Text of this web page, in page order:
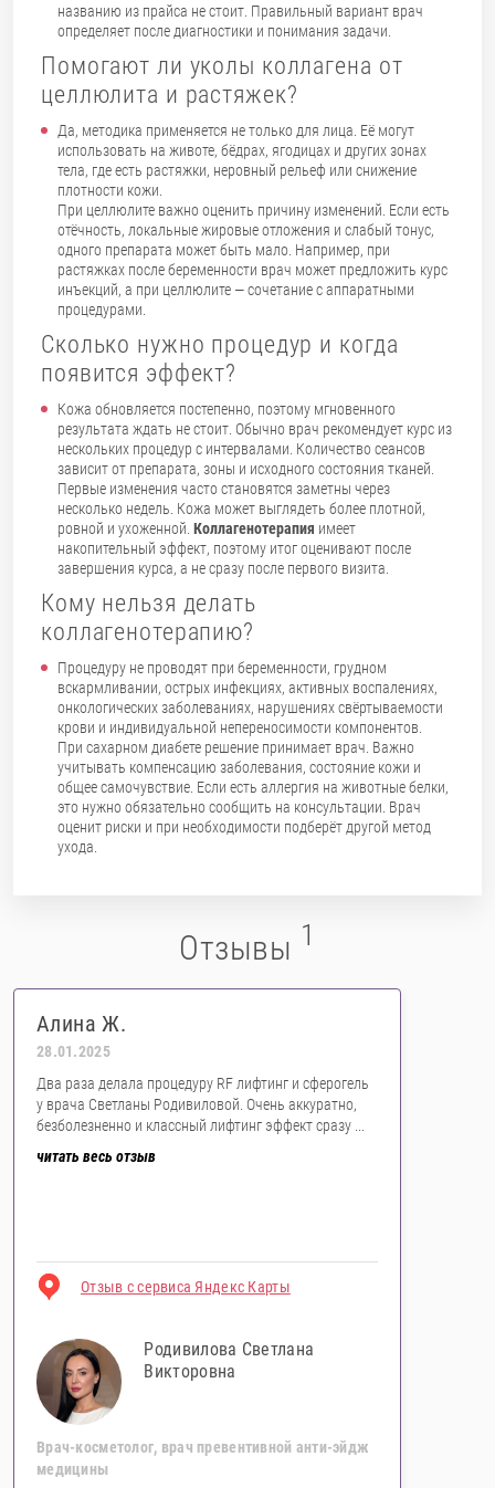
названию из прайса не стоит. Правильный вариант врач
определяет после диагностики и понимания задачи.
Помогают ли уколы коллагена от
целлюлита и растяжек?
Да, методика применяется не только для лица. Её могут
использовать на животе, бёдрах, ягодицах и других зонах
тела, где есть растяжки, неровный рельеф или снижение
плотности кожи.
При целлюлите важно оценить причину изменений. Если есть
отёчность, локальные жировые отложения и слабый тонус,
одного препарата может быть мало. Например, при
растяжках после беременности врач может предложить курс
инъекций, а при целлюлите — сочетание с аппаратными
процедурами.
Сколько нужно процедур и когда
появится эффект?
Кожа обновляется постепенно, поэтому мгновенного
результата ждать не стоит. Обычно врач рекомендует курс из
нескольких процедур с интервалами. Количество сеансов
зависит от препарата, зоны и исходного состояния тканей.
Первые изменения часто становятся заметны через
несколько недель. Кожа может выглядеть более плотной,
ровной и ухоженной. Коллагенотерапия имеет
накопительный эффект, поэтому итог оценивают после
завершения курса, а не сразу после первого визита.
Кому нельзя делать
коллагенотерапию?
Процедуру не проводят при беременности, грудном
вскармливании, острых инфекциях, активных воспалениях,
онкологических заболеваниях, нарушениях свёртываемости
крови и индивидуальной непереносимости компонентов.
При сахарном диабете решение принимает врач. Важно
учитывать компенсацию заболевания, состояние кожи и
общее самочувствие. Если есть аллергия на животные белки,
это нужно обязательно сообщить на консультации. Врач
оценит риски и при необходимости подберёт другой метод
ухода.
Отзывы 1
Алина Ж.
28.01.2025
Два раза делала процедуру RF лифтинг и сферогель
у врача Светланы Родивиловой. Очень аккуратно,
безболезненно и классный лифтинг эффект сразу ...
читать весь отзыв
Отзыв с сервиса Яндекс Карты
Родивилова Светлана
Викторовна
Врач-косметолог, врач превентивной анти-эйдж
медицины